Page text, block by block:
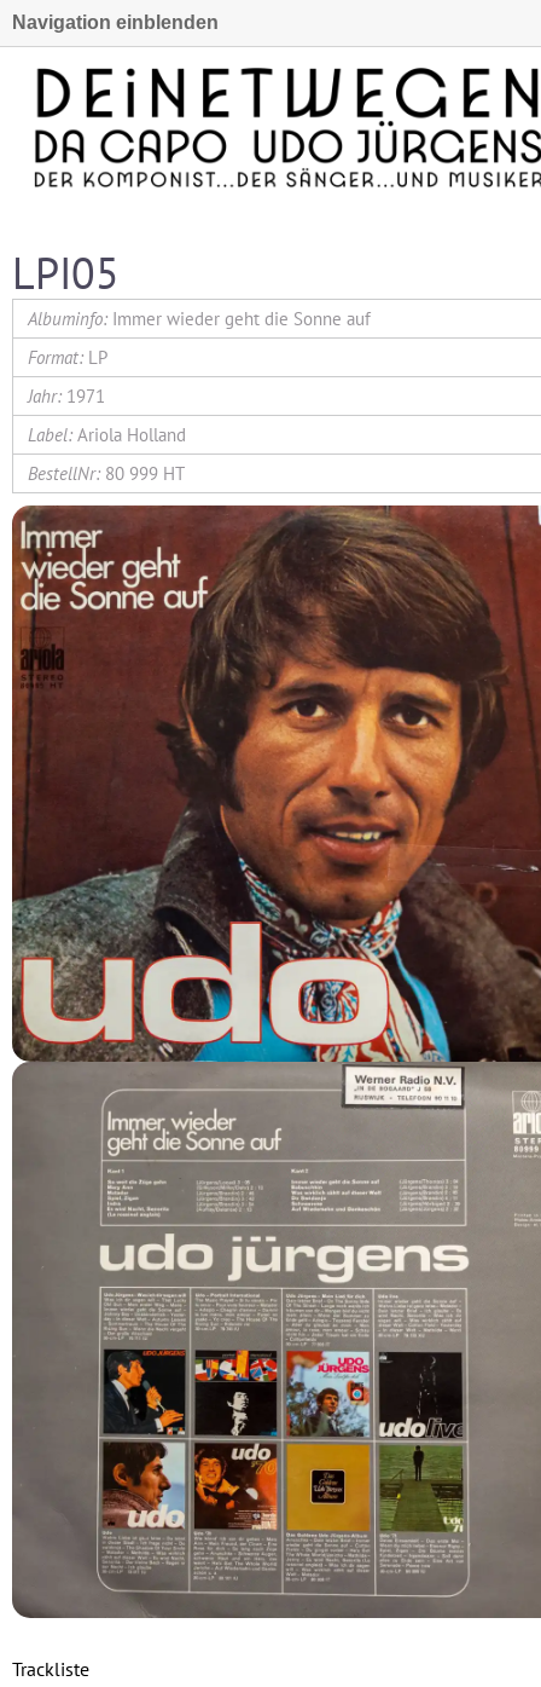
Navigation einblenden
LPI05
Immer wieder geht die Sonne auf
LP
1971
Ariola Holland
80 999 HT
Trackliste